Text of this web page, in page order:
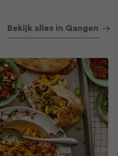
Bekijk alles in Gangen